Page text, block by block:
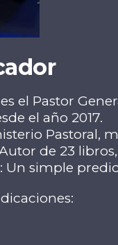
el Pastor
el año 2017.
Pastoral,
de 23
Un simple